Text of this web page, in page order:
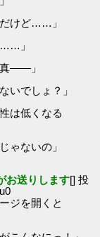
けど……」
」
――」
いでしょ？」
は低くなる
ゃないの」
お送りします[] 投
ジを開くと